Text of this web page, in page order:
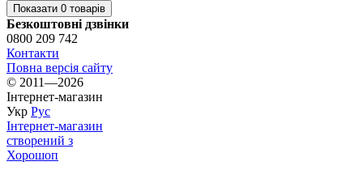
Показати 0 товарів
Безкоштовні дзвінки
0800 209 742
Контакти
Повна версія сайту
© 2011—2026
Інтернет-магазин
Укр Рус
Інтернет-магазин
створений з
Хорошоп